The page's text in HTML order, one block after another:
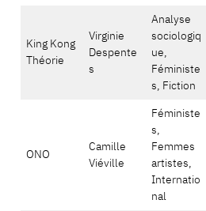
King Kong
Théorie
Virginie
Despente
s
Analyse
sociologiq
ue,
Féministe
s, Fiction
ONO
Camille
Viéville
Féministe
s,
Femmes
artistes,
Internatio
nal